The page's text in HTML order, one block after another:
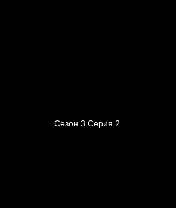
Сезон 3 Серия 2